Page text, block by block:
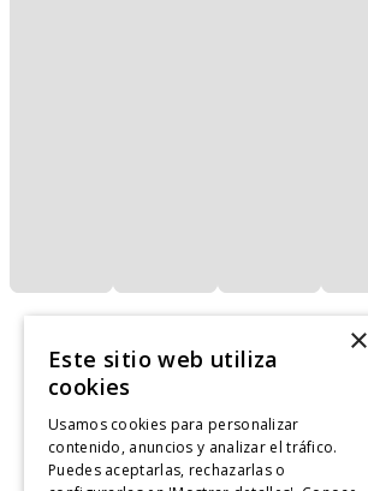
Legal
×
Este sitio web utiliza
cookies
Usamos cookies para personalizar
contenido, anuncios y analizar el tráfico.
Puedes aceptarlas, rechazarlas o